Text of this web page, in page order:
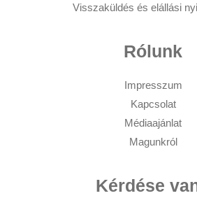
Visszaküldés és elállási
Rólunk
Impresszum
Kapcsolat
Médiaajánlat
Magunkról
Kérdése